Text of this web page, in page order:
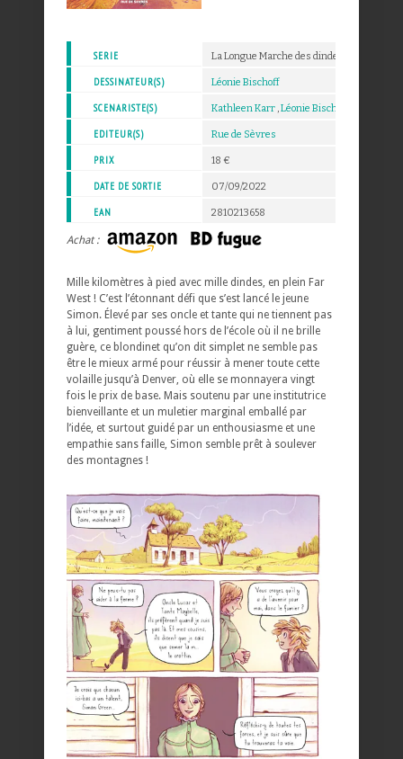
SERIE La Longue Marche des dindes
DESSINATEUR(S) Léonie Bischoff
SCENARISTE(S) Kathleen Karr ,Léonie Bischoff
EDITEUR(S) Rue de Sèvres
PRIX 18 €
DATE DE SORTIE 07/09/2022
EAN 2810213658
Achat :
Mille kilomètres à pied avec mille dindes, en plein Far
West ! C’est l’étonnant défi que s’est lancé le jeune
Simon. Élevé par ses oncle et tante qui ne tiennent pas
à lui, gentiment poussé hors de l’école où il ne brille
guère, ce blondinet qu’on dit simplet ne semble pas
être le mieux armé pour réussir à mener toute cette
volaille jusqu’à Denver, où elle se monnayera vingt
fois le prix de base. Mais soutenu par une institutrice
bienveillante et un muletier marginal emballé par
l’idée, et surtout guidé par un enthousiasme et une
empathie sans faille, Simon semble prêt à soulever
des montagnes !